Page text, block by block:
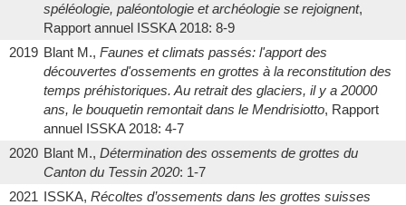
spéléologie, paléontologie et archéologie se rejoignent,
Rapport annuel ISSKA 2018: 8-9
2019 Blant M., Faunes et climats passés: l'apport des
découvertes d'ossements en grottes à la reconstitution des
temps préhistoriques. Au retrait des glaciers, il y a 20000
ans, le bouquetin remontait dans le Mendrisiotto, Rapport
annuel ISSKA 2018: 4-7
2020 Blant M., Détermination des ossements de grottes du
Canton du Tessin 2020: 1-7
2021 ISSKA, Récoltes d’ossements dans les grottes suisses